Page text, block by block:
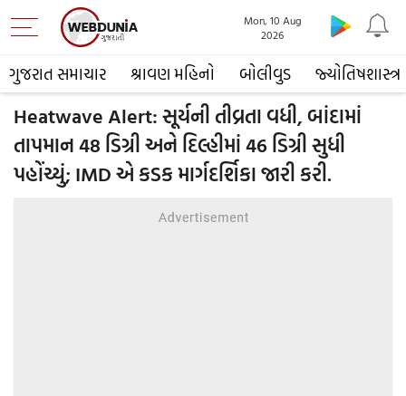
ગુજરાત સમાચાર શ્રાવણ મહિનો બોલીવુડ જ્યોતિષશાસ્ત્ર
Mon, 10 Aug
2026
Heatwave Alert: સૂર્યની તીવ્રતા વધી, બાંદામાં
તાપમાન 48 ડિગ્રી અને દિલ્હીમાં 46 ડિગ્રી સુધી
પહોંચ્યું; IMD એ કડક માર્ગદર્શિકા જારી કરી.